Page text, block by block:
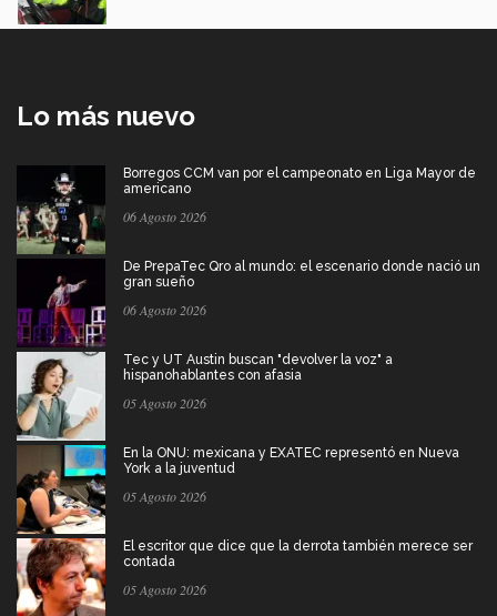
Lo más nuevo
Borregos CCM van por el campeonato en Liga Mayor de
americano
06 Agosto 2026
De PrepaTec Qro al mundo: el escenario donde nació un
gran sueño
06 Agosto 2026
Tec y UT Austin buscan "devolver la voz" a
hispanohablantes con afasia
05 Agosto 2026
En la ONU: mexicana y EXATEC representó en Nueva
York a la juventud
05 Agosto 2026
El escritor que dice que la derrota también merece ser
contada
05 Agosto 2026